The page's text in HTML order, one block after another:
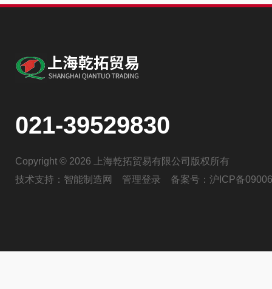
021-39529830
Copyright © 2026 上海乾拓贸易有限公司版权所有
技术支持： 智能制造网 管理登录 备案号： 沪ICP备